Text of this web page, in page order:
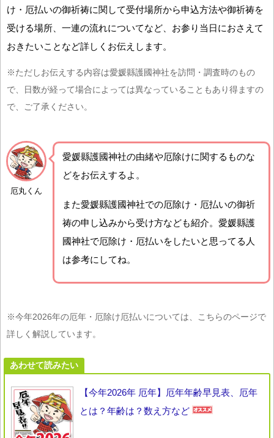
け・厄払いの御祈祷に関して受付場所から申込方法や御祈祷を
受ける場所、一連の流れについてなど、お参り当日におさえて
おきたいことなど詳しくお伝えします。
※ただしお伝えする内容は愛媛縣護國神社を訪問・調査時のもの
で、日数が経って場合によっては異なっていることもあり得ますの
で、ご了承ください。
厄丸くん
愛媛縣護國神社の由緒や厄除けに関するものな
どをお伝えするよ。
また愛媛縣護國神社での厄除け・厄払いの御祈
祷の申し込みから受け方なども紹介。愛媛縣護
國神社で厄除け・厄払いをしたいと思ってる人
は参考にしてね。
※今年2026年の厄年・厄除け厄払いについては、こちらのページで
詳しく解説しています。
あわせて読みたい
【今年2026年 厄年】厄年年齢早見表、厄年
とは？年齢は？数え方など